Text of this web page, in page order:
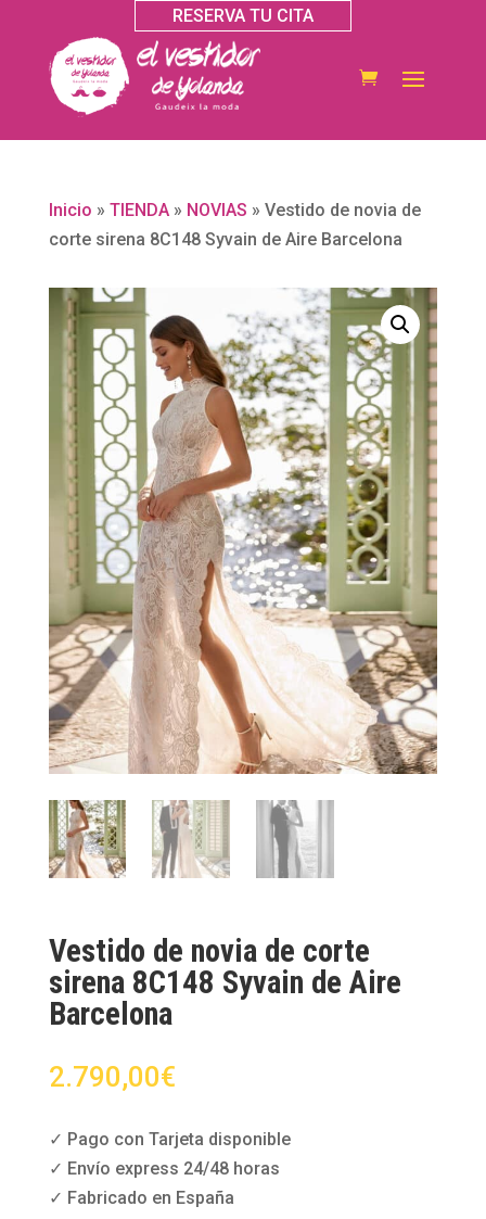
RESERVA TU CITA
Inicio » TIENDA» NOVIAS » Vestido de novia de
corte sirena 8C148 Syvain de Aire Barcelona
Vestido de novia de corte
sirena 8C148 Syvain de Aire
Barcelona
2.790,00€
✓ Pago con Tarjeta disponible
✓ Envío express 24/48 horas
✓ Fabricado en España